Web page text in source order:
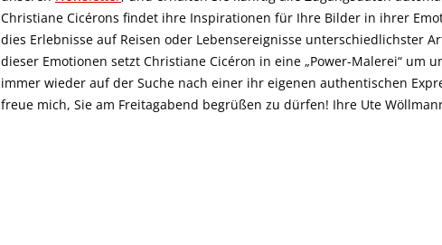
Christiane Cicérons findet ihre Inspirationen für Ihre Bilder in ihrer
dies Erlebnisse auf Reisen oder Lebensereignisse unterschiedlichster
dieser Emotionen setzt Christiane Cicéron in eine „Power-Malerei“ um
immer wieder auf der Suche nach einer ihr eigenen authentischen
freue mich, Sie am Freitagabend begrüßen zu dürfen! Ihre Ute